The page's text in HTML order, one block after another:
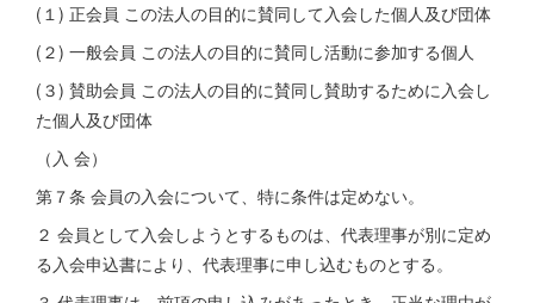
(１) 正会員 この法人の目的に賛同して入会した個人及び団体
(２) 一般会員 この法人の目的に賛同し活動に参加する個人
(３) 賛助会員 この法人の目的に賛同し賛助するために入会し
た個人及び団体
（入 会）
第７条 会員の入会について、特に条件は定めない。
２ 会員として入会しようとするものは、代表理事が別に定め
る入会申込書により、代表理事に申し込むものとする。